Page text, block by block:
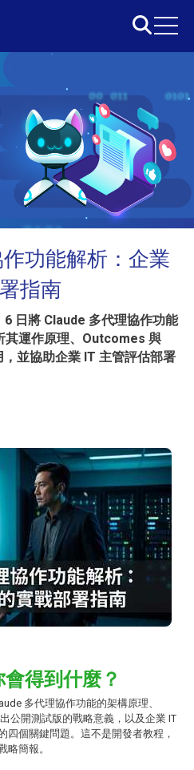
功能解析：企業
指南
日將 Claude 多代理協作功能
其運作原理、Outcomes 與
並協助企業 IT 主管評估部署
得到什麼？
多代理協作功能的架構原理、
公開測試版的戰略意義，以及企業 IT
四個關鍵問題。這不是開發者教程，
簡報。